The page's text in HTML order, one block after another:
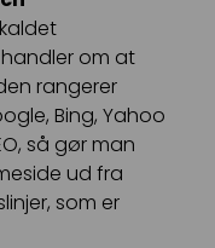
handler om at
rangerer
Bing, Yahoo
så gør man
ud fra
som er